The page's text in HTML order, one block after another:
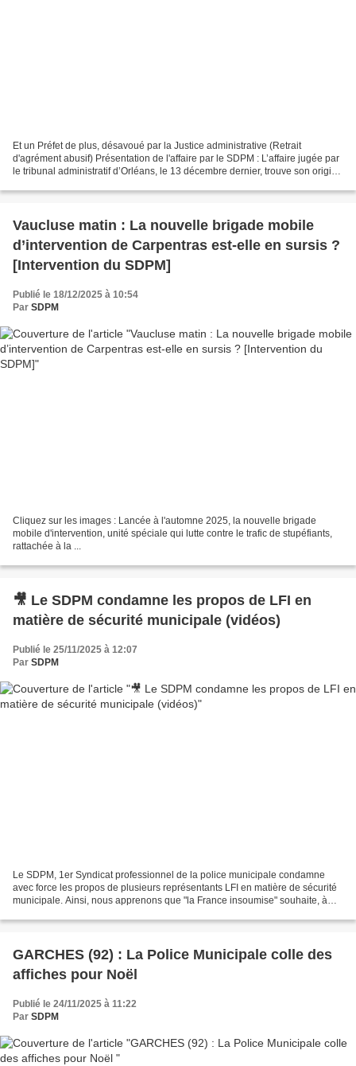
Et un Préfet de plus, désavoué par la Justice administrative (Retrait
d'agrément abusif) Présentation de l'affaire par le SDPM : L’affaire jugée par
le tribunal administratif d’Orléans, le 13 décembre dernier, trouve son origine
Vaucluse matin : La nouvelle brigade mobile
d’intervention de Carpentras est-elle en sursis ?
[Intervention du SDPM]
Publié le 18/12/2025 à 10:54
Par SDPM
Cliquez sur les images : Lancée à l'automne 2025, la nouvelle brigade
mobile d'intervention, unité spéciale qui lutte contre le trafic de stupéfiants,
rattachée à la ...
🎥 Le SDPM condamne les propos de LFI en
matière de sécurité municipale (vidéos)
Publié le 25/11/2025 à 12:07
Par SDPM
Le SDPM, 1er Syndicat professionnel de la police municipale condamne
avec force les propos de plusieurs représentants LFI en matière de sécurité
municipale. Ainsi, nous apprenons que "la France insoumise" souhaite, à
GARCHES (92) : La Police Municipale colle des
affiches pour Noël
Publié le 24/11/2025 à 11:22
Par SDPM